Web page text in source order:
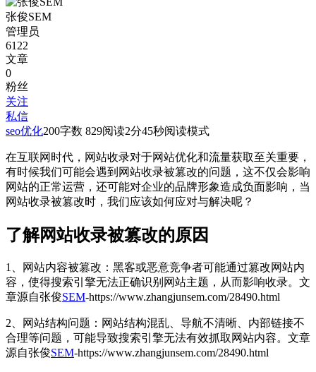
张俊SEM
管理员
6122
文章
0
粉丝
关注
私信
seo优化200字数 829阅读2分45秒阅读模式
在互联网时代，网站收录对于网站优化和流量获取至关重要，
有时候我们可能会遇到网站收录被篡改的问题，这不仅会影响
网站的正常运营，还可能对企业的品牌形象造成负面影响，当
网站收录被篡改时，我们应该如何应对与解决呢？
了解网站收录被篡改的原因
1、网站内容被篡改：黑客或恶意竞争者可能通过篡改网站内
容，使得搜索引擎无法正确识别网站主题，从而影响收录。 文
章源自张俊SEM-https://www.zhangjunsem.com/28490.html
2、网站结构问题：网站结构混乱、导航不清晰、内部链接不
合理等问题，可能导致搜索引擎无法有效抓取网站内容。 文章
源自张俊SEM-https://www.zhangjunsem.com/28490.html